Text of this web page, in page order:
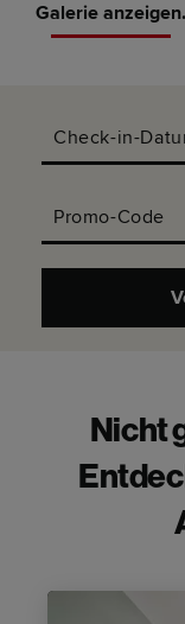
Galerie anzeigen.
Check-in-
Promo-Code
Nicht